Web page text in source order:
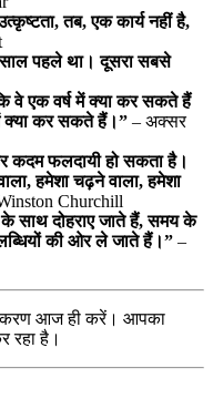
तब, एक कार्य नहीं है,
पहले था। दूसरा सबसे
वे एक वर्ष में क्या कर सकते हैं
क्या कर सकते हैं।” – अक्सर
कदम फलदायी हो सकता है।
हमेशा चढ़ने वाला, हमेशा
Churchill
साथ दोहराए जाते हैं, समय के
की ओर ले जाते हैं।” –
आज ही करें। आपका
रहा है।